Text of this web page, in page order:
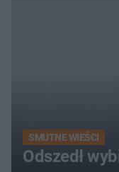
SMUTNE WIEŚCI
Odszedł